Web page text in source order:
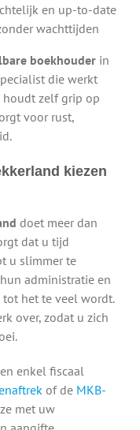
en up-to-date
wachttijden
boekhouder in
die werkt
houdt zelf grip op
voor rust,
kiezen
doet meer dan
dat u tijd
u slimmer te
hun administratie en
tot het te veel wordt.
over, zodat u zich
enkel fiscaal
of de MKB-
met uw